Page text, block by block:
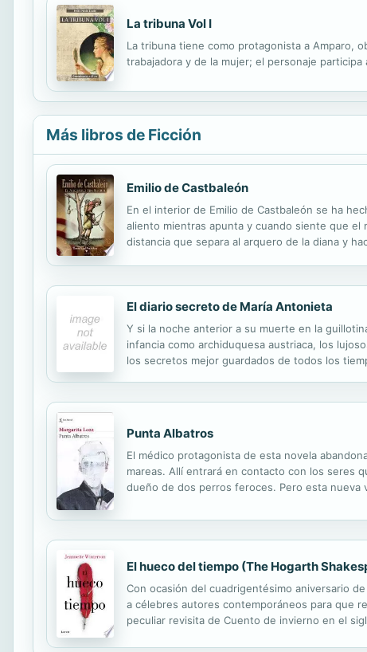
La tribuna Vol I
La tribuna tiene como protagonista a Amparo,
trabajadora y de la mujer; el personaje
Más libros de Ficción
Emilio de Castbaleón
En el interior de Emilio de Castbaleón se ha
aliento mientras apunta y cuando siente que el
distancia que separa al arquero de la diana y
El diario secreto de María Antonieta
Y si la noche anterior a su muerte en la
infancia como archiduquesa austriaca, los
los secretos mejor guardados de todos los
Punta Albatros
El médico protagonista de esta novela
mareas. Allí entrará en contacto con los seres
dueño de dos perros feroces. Pero esta nueva
El hueco del tiempo (The Hogarth
Con ocasión del cuadrigentésimo aniversario
a célebres autores contemporáneos para que
peculiar revisita de Cuento de invierno en el